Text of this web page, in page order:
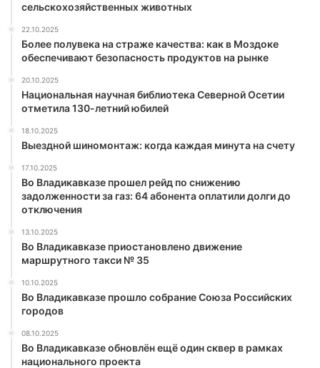
сельскохозяйственных животных
22.10.2025
Более полувека на страже качества: как в Моздоке
обеспечивают безопасность продуктов на рынке
20.10.2025
Национальная научная библиотека Северной Осетии
отметила 130-летний юбилей
18.10.2025
Выездной шиномонтаж: когда каждая минута на счету
17.10.2025
Во Владикавказе прошел рейд по снижению
задолженности за газ: 64 абонента оплатили долги до
отключения
13.10.2025
Во Владикавказе приостановлено движение
маршрутного такси № 35
10.10.2025
Во Владикавказе прошло собрание Союза Российских
городов
08.10.2025
Во Владикавказе обновлён ещё один сквер в рамках
национального проекта